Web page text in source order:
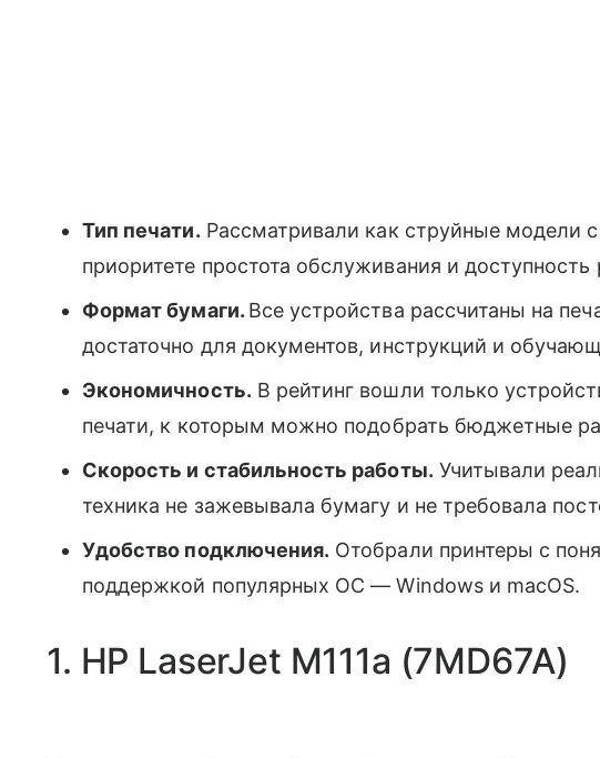
Тип печати. Рассматривали как струйные модели
приоритете простота обслуживания и доступность
Формат бумаги. Все устройства рассчитаны на
достаточно для документов, инструкций и
Экономичность. В рейтинг вошли только
печати, к которым можно подобрать бюджетные
Скорость и стабильность работы. Учитывали
техника не зажевывала бумагу и не требовала
Удобство подключения. Отобрали принтеры с
поддержкой популярных ОС — Windows и macOS.
1. HP LaserJet M111a (7MD67A)